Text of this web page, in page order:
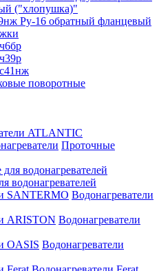
("хлопушка)"
Ру-16 обратный фланцевый
поворотные
ATLANTIC
Проточные
водонагревателей
Водонагреватели
Водонагреватели
Водонагреватели